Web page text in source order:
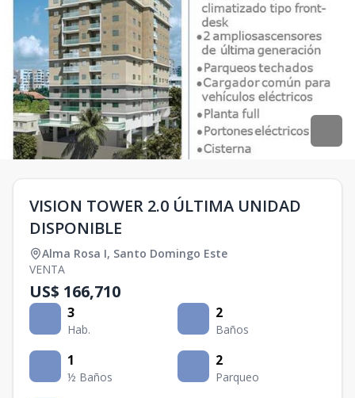
VISION TOWER 2.0 ÚLTIMA UNIDAD
DISPONIBLE
Alma Rosa I, Santo Domingo Este
VENTA
US$ 166,710
3
Hab.
2
Baños
1
½ Baños
2
Parqueo